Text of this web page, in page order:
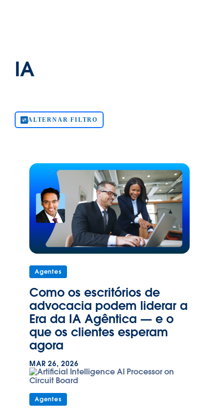
IA
ALTERNAR FILTRO
Agentes
Como os escritórios de
advocacia podem liderar a
Era da IA Agêntica — e o
que os clientes esperam
agora
MAR 26, 2026
Agentes